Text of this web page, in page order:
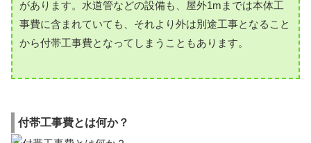
があります。水道管などの設備も、屋外1mまでは本体工
事費に含まれていても、それより外は別途工事となること
から付帯工事費となってしまうこともあります。
付帯工事費とは何か？